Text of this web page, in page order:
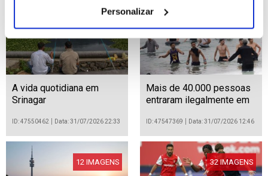
Personalizar
13 IMAGENS
A vida quotidiana em
Srinagar
ID: 47550462 Data: 31/07/2026 22:33
Mais de 40.000 pessoas
entraram ilegalmente em
ID: 47547369 Data: 31/07/2026 12:46
12 IMAGENS 32 IMAGENS